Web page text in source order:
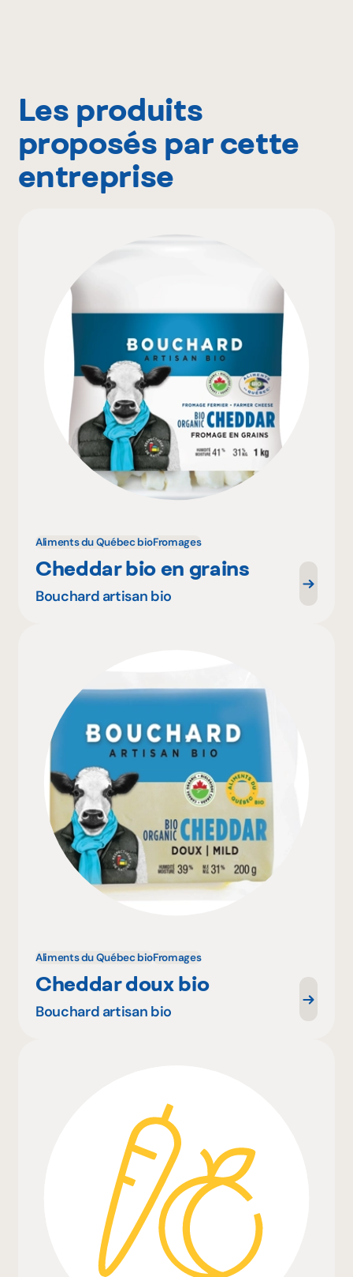
Les produits
proposés par cette
entreprise
Aliments du Québec bioFromages
Cheddar bio en grains
Bouchard artisan bio
Aliments du Québec bioFromages
Cheddar doux bio
Bouchard artisan bio